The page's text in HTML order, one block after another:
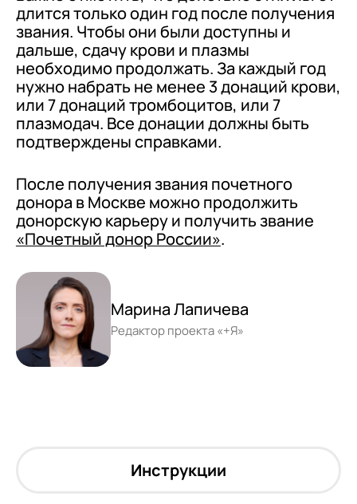
длится только один год после получения
звания. Чтобы они были доступны и
дальше, сдачу крови и плазмы
необходимо продолжать. За каждый год
нужно набрать не менее 3 донаций крови,
или 7 донаций тромбоцитов, или 7
плазмодач. Все донации должны быть
подтверждены справками.
После получения звания почетного
донора в Москве можно продолжить
донорскую карьеру и получить звание
«Почетный донор России».
Марина Лапичева
Редактор проекта «+Я»
Инструкции